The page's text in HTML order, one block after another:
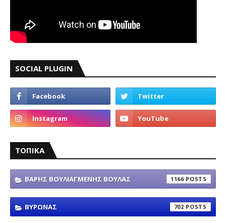
SOCIAL PLUGIN
ΤΟΠΙΚΑ
ΒΑΡΗΣ ΒΟΥΛΙΑΓΜΕΝΗΣ ΒΟΥΛΑΣ 1166
ΒΥΡΩΝΑΣ 702